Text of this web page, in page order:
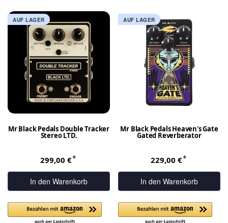
AUF LAGER
Mr Black Pedals Double Tracker
Stereo LTD.
299,00 €*
In den Warenkorb
AUF LAGER
Mr Black Pedals Heaven's Gate
Gated Reverberator
229,00 €*
In den Warenkorb